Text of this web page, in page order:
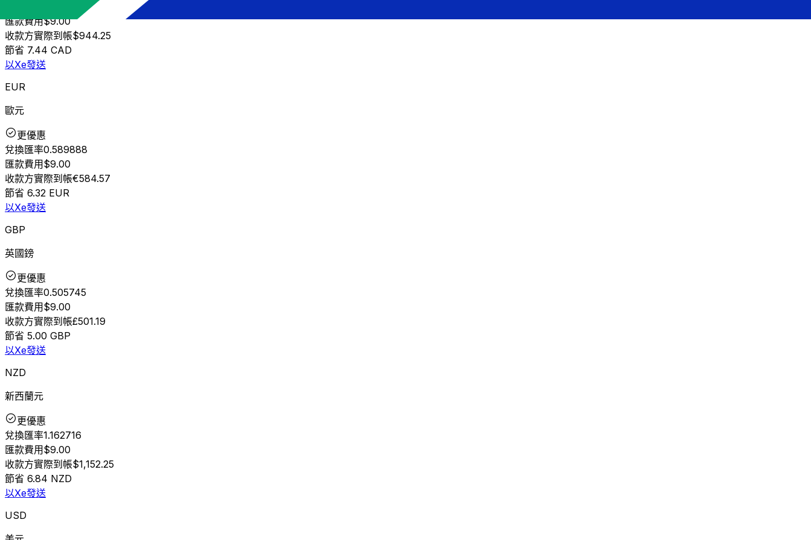
匯款費用$9.00
收款方實際到帳$944.25
節省 7.44 CAD
以Xe發送
EUR
歐元
更優惠
兌換匯率0.589888
匯款費用$9.00
收款方實際到帳€584.57
節省 6.32 EUR
以Xe發送
GBP
英國鎊
更優惠
兌換匯率0.505745
匯款費用$9.00
收款方實際到帳£501.19
節省 5.00 GBP
以Xe發送
NZD
新西蘭元
更優惠
兌換匯率1.162716
匯款費用$9.00
收款方實際到帳$1,152.25
節省 6.84 NZD
以Xe發送
USD